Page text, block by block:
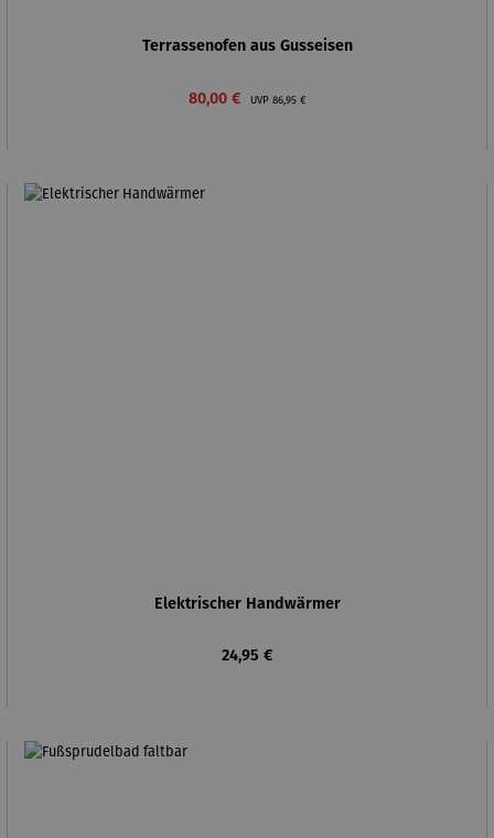
Terrassenofen aus Gusseisen
Verkaufspreis:
80,00 € UVP Regulärer Preis:
86,95 €
Elektrischer Handwärmer
Regulärer Preis:
24,95 €